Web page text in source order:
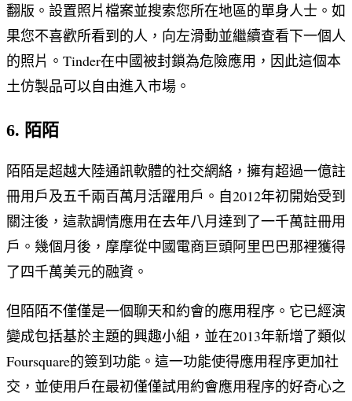
翻版。設置照片檔案並搜索您所在地區的單身人士。如
果您不喜歡所看到的人，向左滑動並繼續查看下一個人
的照片。Tinder在中國被封鎖為危險應用，因此這個本
土仿製品可以自由進入市場。
6. 陌陌
陌陌是超越大陸通訊軟體的社交網絡，擁有超過一億註
冊用戶及五千兩百萬月活躍用戶。自2012年初開始受到
關注後，這款調情應用在去年八月達到了一千萬註冊用
戶。幾個月後，摩摩從中國電商巨頭阿里巴巴那裡獲得
了四千萬美元的融資。
但陌陌不僅僅是一個聊天和約會的應用程序。它已經演
變成包括基於主題的興趣小組，並在2013年新增了類似
Foursquare的簽到功能。這一功能使得應用程序更加社
交，並使用戶在最初僅僅試用約會應用程序的好奇心之